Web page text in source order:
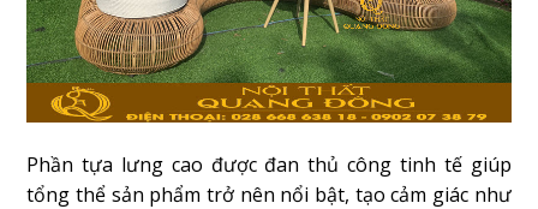
Phần tựa lưng cao được đan thủ công tinh tế giúp
tổng thể sản phẩm trở nên nổi bật, tạo cảm giác như